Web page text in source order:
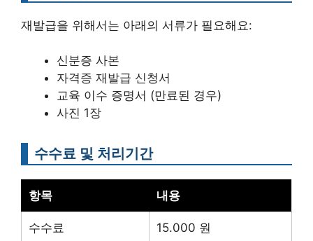
재발급을 위해서는 아래의 서류가 필요해요:
신분증 사본
자격증 재발급 신청서
교육 이수 증명서 (만료된 경우)
사진 1장
수수료 및 처리기간
항목 내용
수수료 15.000 원